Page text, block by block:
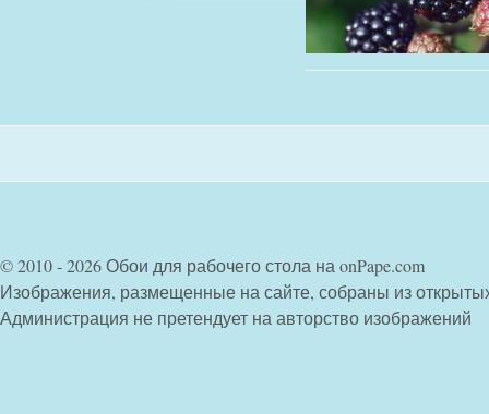
© 2010 - 2026 Обои для рабочего стола на onPape.com
Изображения, размещенные на сайте, собраны из
Администрация не претендует на авторство изображений